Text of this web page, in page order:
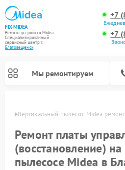
FIX-MIDEA
Ремонт устройств Midea
Специализированный
cервисный центр г.
Благовещенск
+7
+7
Мы ремонтируем
Вертикальный пылесос Midea
Ремонт платы
(восстановление)
пылесосе Midea в